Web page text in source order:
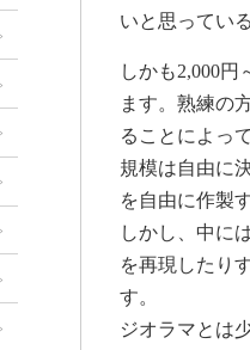
いと思ってい
しかも2,000円
ます。熟練の
ることによっ
規模は自由に
を自由に作製
しかし、中に
を再現したり
す。
ジオラマとは